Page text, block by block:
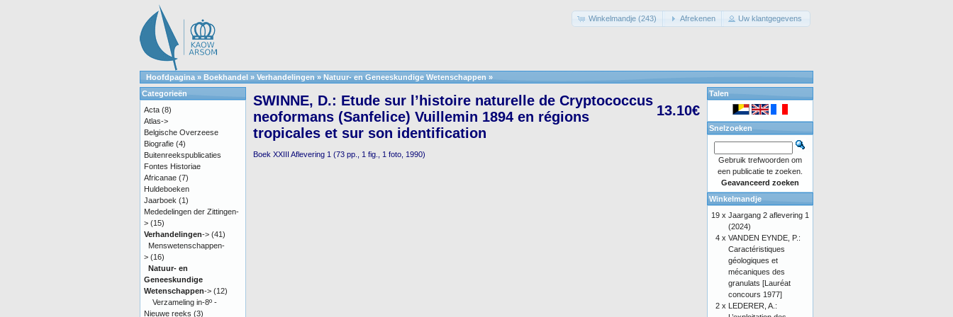
Winkelmandje (243) Afrekenen Uw klantgegevens
Hoofdpagina » Boekhandel » Verhandelingen » Natuur- en Geneeskundige Wetenschappen »
13.10€
SWINNE, D.: Etude sur l’histoire naturelle de Cryptococcus
neoformans (Sanfelice) Vuillemin 1894 en régions
tropicales et sur son identification
Boek XXIII Aflevering 1 (73 pp., 1 fig., 1 foto, 1990)
Categorieën
Acta (8)
Atlas->
Belgische Overzeese
Biografie (4)
Buitenreekspublicaties
Fontes Historiae
Africanae (7)
Huldeboeken
Jaarboek (1)
Mededelingen der Zittingen-
> (15)
Verhandelingen-> (41)
Menswetenschappen-
> (16)
Natuur- en
Geneeskundige
Wetenschappen-> (12)
Verzameling in-8º -
Nieuwe reeks (3)
Talen
Snelzoeken
Gebruik trefwoorden om
een publicatie te zoeken.
Geavanceerd zoeken
Winkelmandje
19 x Jaargang 2 aflevering 1
(2024)
4 x VANDEN EYNDE, P.:
Caractéristiques
géologiques et
mécaniques des
granulats [Lauréat
concours 1977]
2 x LEDERER, A.: